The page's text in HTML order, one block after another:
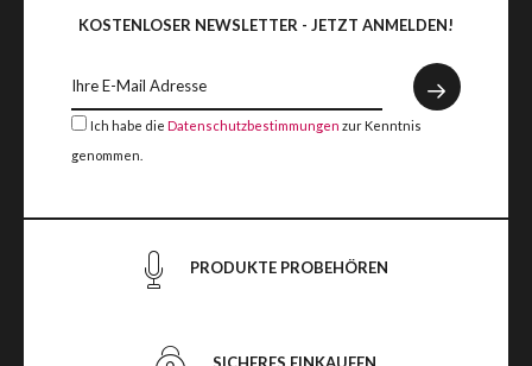
KOSTENLOSER NEWSLETTER - JETZT ANMELDEN!
Ich habe die Datenschutzbestimmungen zur Kenntnis
genommen.
PRODUKTE PROBEHÖREN